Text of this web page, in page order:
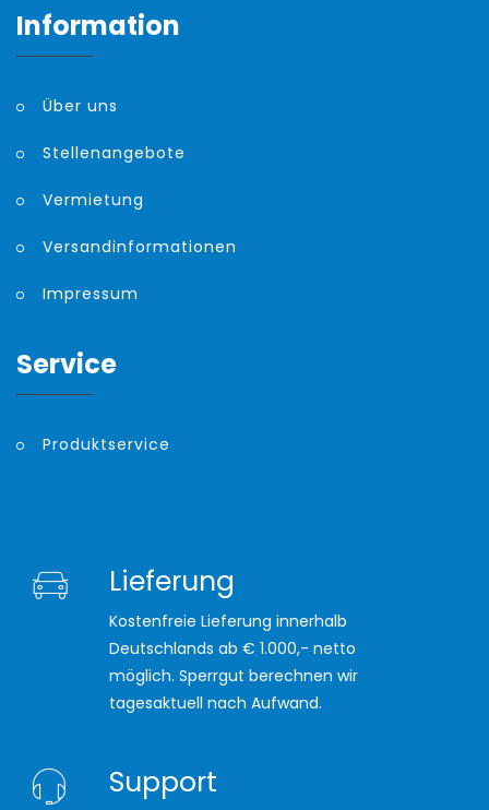
Information
Über uns
Stellenangebote
Vermietung
Versandinformationen
Impressum
Service
Produktservice
Lieferung
Kostenfreie Lieferung innerhalb
Deutschlands ab € 1.000,- netto
möglich. Sperrgut berechnen wir
tagesaktuell nach Aufwand.
Support